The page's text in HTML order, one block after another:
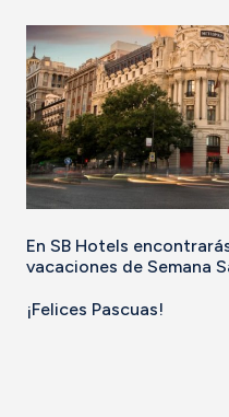
En SB Hotels
vacaciones de Semana
¡Felices Pascuas!